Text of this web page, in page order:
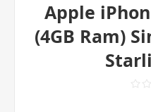
Apple
(4GB Ram)